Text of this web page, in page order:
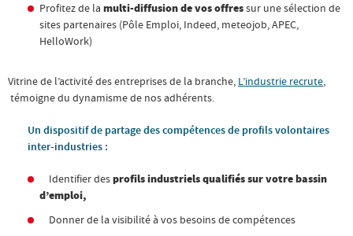
Profitez de la multi-diffusion de vos offressur une sélection de
sites partenaires (Pôle Emploi, Indeed, meteojob, APEC,
HelloWork)
Vitrine de l’activité des entreprises de la branche, L’industrie recrute,
témoigne du dynamisme de nos adhérents.
Un dispositif de partage des compétences de profils volontaires
inter-industries :
Identifier desprofils industriels qualifiés sur votre bassin
d’emploi,
Donner de la visibilité à vos besoins de compétences